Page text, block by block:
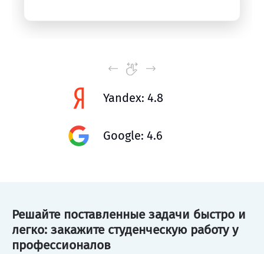
Yandex: 4.8
Google: 4.6
Решайте поставленные задачи быстро и
легко: закажите студенческую работу у
профессионалов